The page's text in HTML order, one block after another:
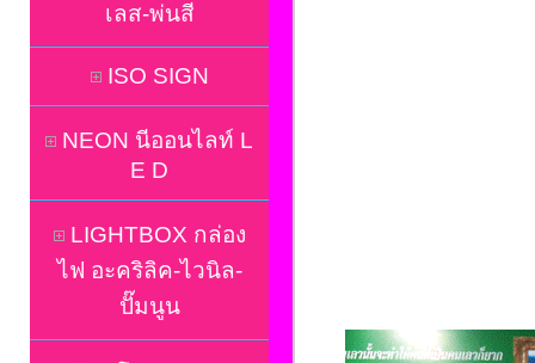
เลส-พ่นสี
ISO SIGN
NEON นีออนไลท์ L
E D
LIGHTBOX กล่อง
ไฟ อะคริลิค-ไวนิล-
ปั๊มนูน